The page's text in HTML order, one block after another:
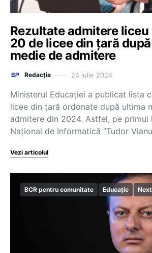
Rezultate admitere
20 de licee din țară
medie de admitere
Redacția 24 iulie 2024
Ministerul Educației a publicat lista
licee din ţară ordonate după ultima
admitere din 2024. Astfel, pe primul
Naţional de Informatică “Tudor
Vezi articolul
BCR pentru comunitate Educație